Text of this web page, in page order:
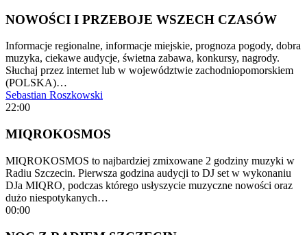
NOWOŚCI I PRZEBOJE WSZECH CZASÓW
Informacje regionalne, informacje miejskie, prognoza pogody, dobra
muzyka, ciekawe audycje, świetna zabawa, konkursy, nagrody.
Słuchaj przez internet lub w województwie zachodniopomorskiem
(POLSKA)…
Sebastian Roszkowski
22:00
MIQROKOSMOS
MIQROKOSMOS to najbardziej zmixowane 2 godziny muzyki w
Radiu Szczecin. Pierwsza godzina audycji to DJ set w wykonaniu
DJa MIQRO, podczas którego usłyszycie muzyczne nowości oraz
dużo niespotykanych…
00:00